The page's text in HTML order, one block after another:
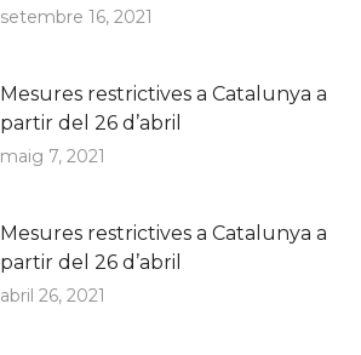
setembre 16, 2021
Mesures restrictives a Catalunya a
partir del 26 d’abril
maig 7, 2021
Mesures restrictives a Catalunya a
partir del 26 d’abril
abril 26, 2021